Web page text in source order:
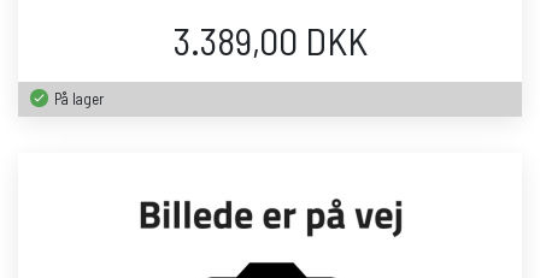
3.389,00 DKK
På lager